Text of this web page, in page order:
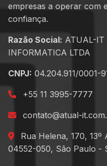
empresas a operar com
confiança.
Razão Social: ATUAL-IT
INFORMATICA LTDA
CNPJ: 04.204.911/0001-
+55 11 3995-7777
contato@atual-
Rua Helena, 170, 13º
04552-050, São Paulo -